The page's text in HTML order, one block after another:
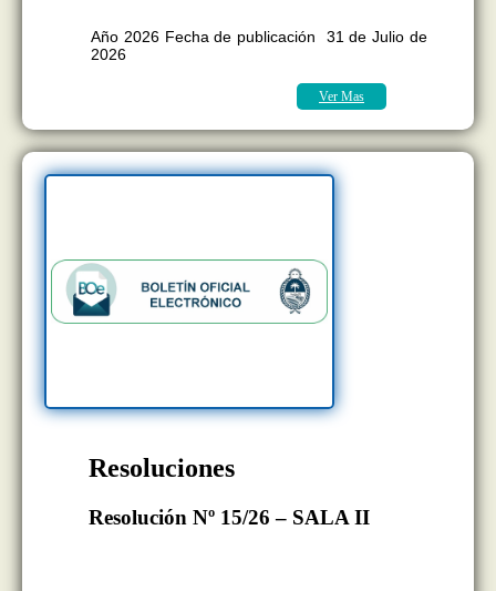
Año 2026 Fecha de publicación 31 de Julio de
2026
Ver Mas
Resoluciones
Resolución Nº 15/26 – SALA II